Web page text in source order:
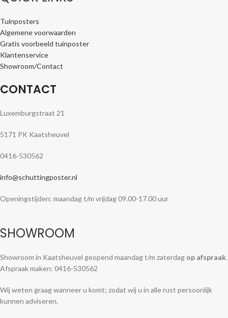
Tuinposters
Algemene voorwaarden
Gratis voorbeeld tuinposter
Klantenservice
Showroom/Contact
CONTACT
Luxemburgstraat 21
5171 PK Kaatsheuvel
0416-530562
info@schuttingposter.nl
Openingstijden: maandag t/m vrijdag 09.00-17.00 uur
SHOWROOM
Showroom in Kaatsheuvel geopend maandag t/m zaterdag op afspraak.
Afspraak maken: 0416-530562
Wij weten graag wanneer u komt; zodat wij u in alle rust persoonlijk
kunnen adviseren.